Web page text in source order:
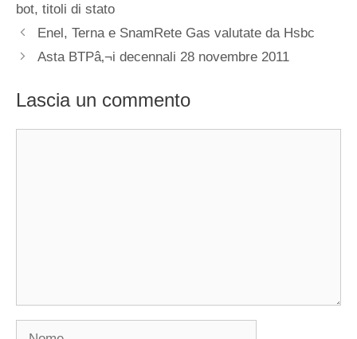
bot, titoli di stato
Enel, Terna e SnamRete Gas valutate da Hsbc
Asta BTPâ‚¬i decennali 28 novembre 2011
Lascia un commento
Nome